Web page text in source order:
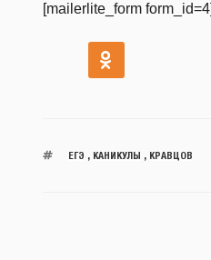
[mailerlite_form form_id=4]
ЕГЭ , КАНИКУЛЫ , КРАВЦОВ